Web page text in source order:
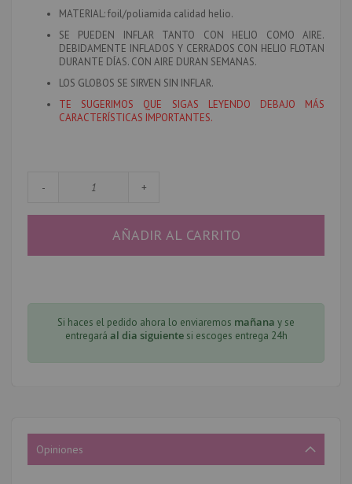
MATERIAL: foil/poliamida calidad helio.
SE PUEDEN INFLAR TANTO CON HELIO COMO AIRE.
DEBIDAMENTE INFLADOS Y CERRADOS CON HELIO FLOTAN
DURANTE DÍAS. CON AIRE DURAN SEMANAS.
LOS GLOBOS SE SIRVEN SIN INFLAR.
TE SUGERIMOS QUE SIGAS LEYENDO DEBAJO MÁS
CARACTERÍSTICAS IMPORTANTES.
- +
AÑADIR AL CARRITO
Si haces el pedido ahora lo enviaremos mañana y se
entregará al dia siguientesi escoges entrega 24h
Opiniones